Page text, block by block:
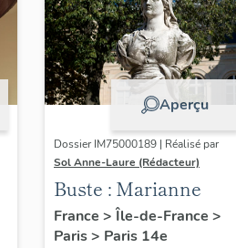
Aperçu
Dossier IM75000189 | Réalisé par
Sol Anne-Laure (Rédacteur)
Buste : Marianne
France > Île-de-France >
Paris> Paris 14e